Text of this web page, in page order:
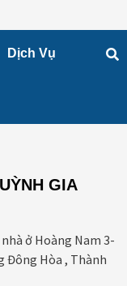
Dịch Vụ
GIA
ở Hoàng Nam 3-
Đông Hòa , Thành